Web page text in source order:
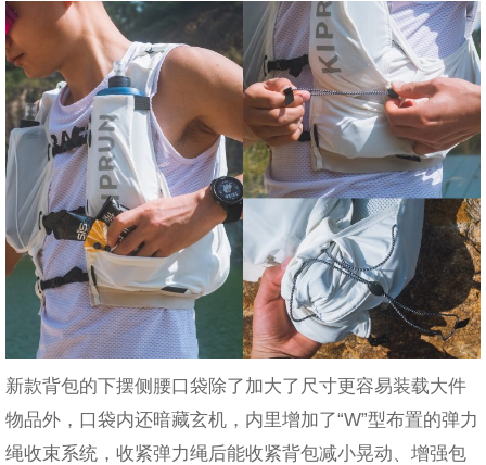
​新款背包的下摆侧腰口袋除了加大了尺寸更容易装载大件
物品外，口袋内还暗藏玄机，内里增加了“W”型布置的弹力
绳收束系统，收紧弹力绳后能收紧背包减小晃动、增强包